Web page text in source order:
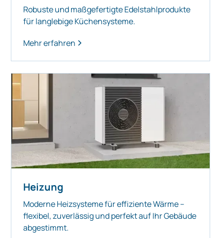
Robuste und maßgefertigte Edelstahlprodukte
für langlebige Küchensysteme.
Mehr erfahren
Heizung
Moderne Heizsysteme für effiziente Wärme –
flexibel, zuverlässig und perfekt auf Ihr Gebäude
abgestimmt.